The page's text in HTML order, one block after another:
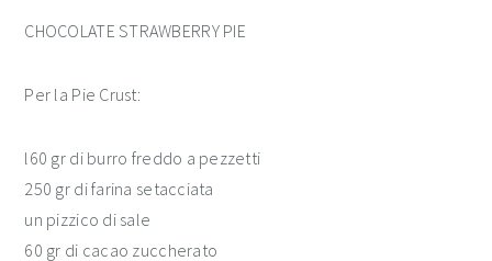
CHOCOLATE STRAWBERRY PIE
Per la Pie Crust:
l60 gr di burro freddo a pezzetti
250 gr di farina setacciata
un pizzico di sale
60 gr di cacao zuccherato